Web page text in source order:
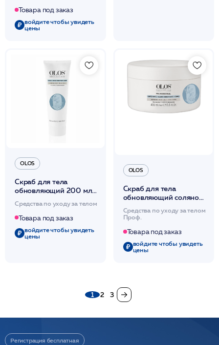
Товара под заказ
войдите чтобы увидеть
цены
OLOS
Скраб для тела
обновляющий 200 мл
/OLOS
Средства по уходу за телом
Товара под заказ
войдите чтобы увидеть
цены
OLOS
Скраб для тела
обновляющий соляной
400мл /OLOS
Средства по уходу за телом
Проф.
Товара под заказ
войдите чтобы увидеть
цены
1 2 3
Регистрация бесплатная